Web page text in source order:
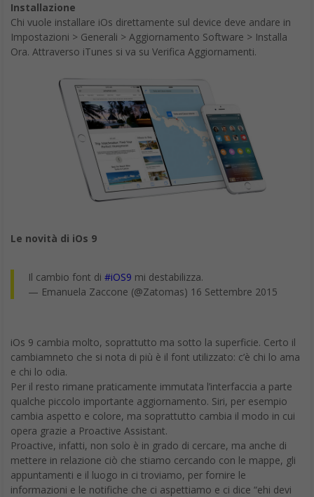
Installazione
Chi vuole installare iOs direttamente sul device deve andare in
Impostazioni > Generali > Aggiornamento Software > Installa
Ora. Attraverso iTunes si va su Verifica Aggiornamenti.
Le novità di iOs 9
Il cambio font di #iOS9 mi destabilizza.
— Emanuela Zaccone (@Zatomas) 16 Settembre 2015
iOs 9 cambia molto, soprattutto ma sotto la superficie. Certo il
cambiamneto che si nota di più è il font utilizzato: c’è chi lo ama
e chi lo odia.
Per il resto rimane praticamente immutata l’interfaccia a parte
qualche piccolo importante aggiornamento. Siri, per esempio
cambia aspetto e colore, ma soprattutto cambia il modo in cui
opera grazie a Proactive Assistant.
Proactive, infatti, non solo è in grado di cercare, ma anche di
mettere in relazione ciò che stiamo cercando con le mappe, gli
appuntamenti e il luogo in ci troviamo, per fornire le
informazioni e le notifiche che ci aspettiamo e ci dice “ehi devi